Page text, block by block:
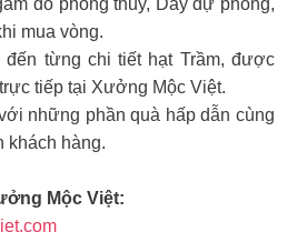
đỏ phong thủy, Dây dự phòng,
mua vòng.
đến từng chi tiết hạt Trầm, được
tiếp tại Xưởng Mộc Việt.
những phần quà hấp dẫn cùng
khách hàng.
Mộc Việt: